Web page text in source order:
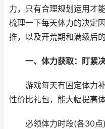
力，只有合理规划运用才
梳理一下每天体力的决定
推，以及开荒期和满级后
一、体力获取：盯紧
游戏每天有固定体力补
性价比礼包，能大幅提高体
必领体力时段(各30点)